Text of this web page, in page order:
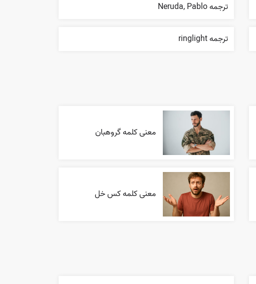
ترجمه Neruda, Pablo
ترجمه ringlight
معنی کلمه گروهبان
معنی کلمه کس خل